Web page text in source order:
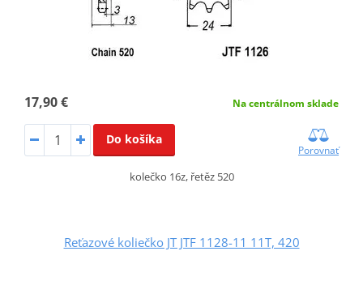
17,90 € Na centrálnom sklade
Do košíka
Porovnať
kolečko 16z, řetěz 520
Reťazové koliečko JT JTF 1128-11 11T, 420